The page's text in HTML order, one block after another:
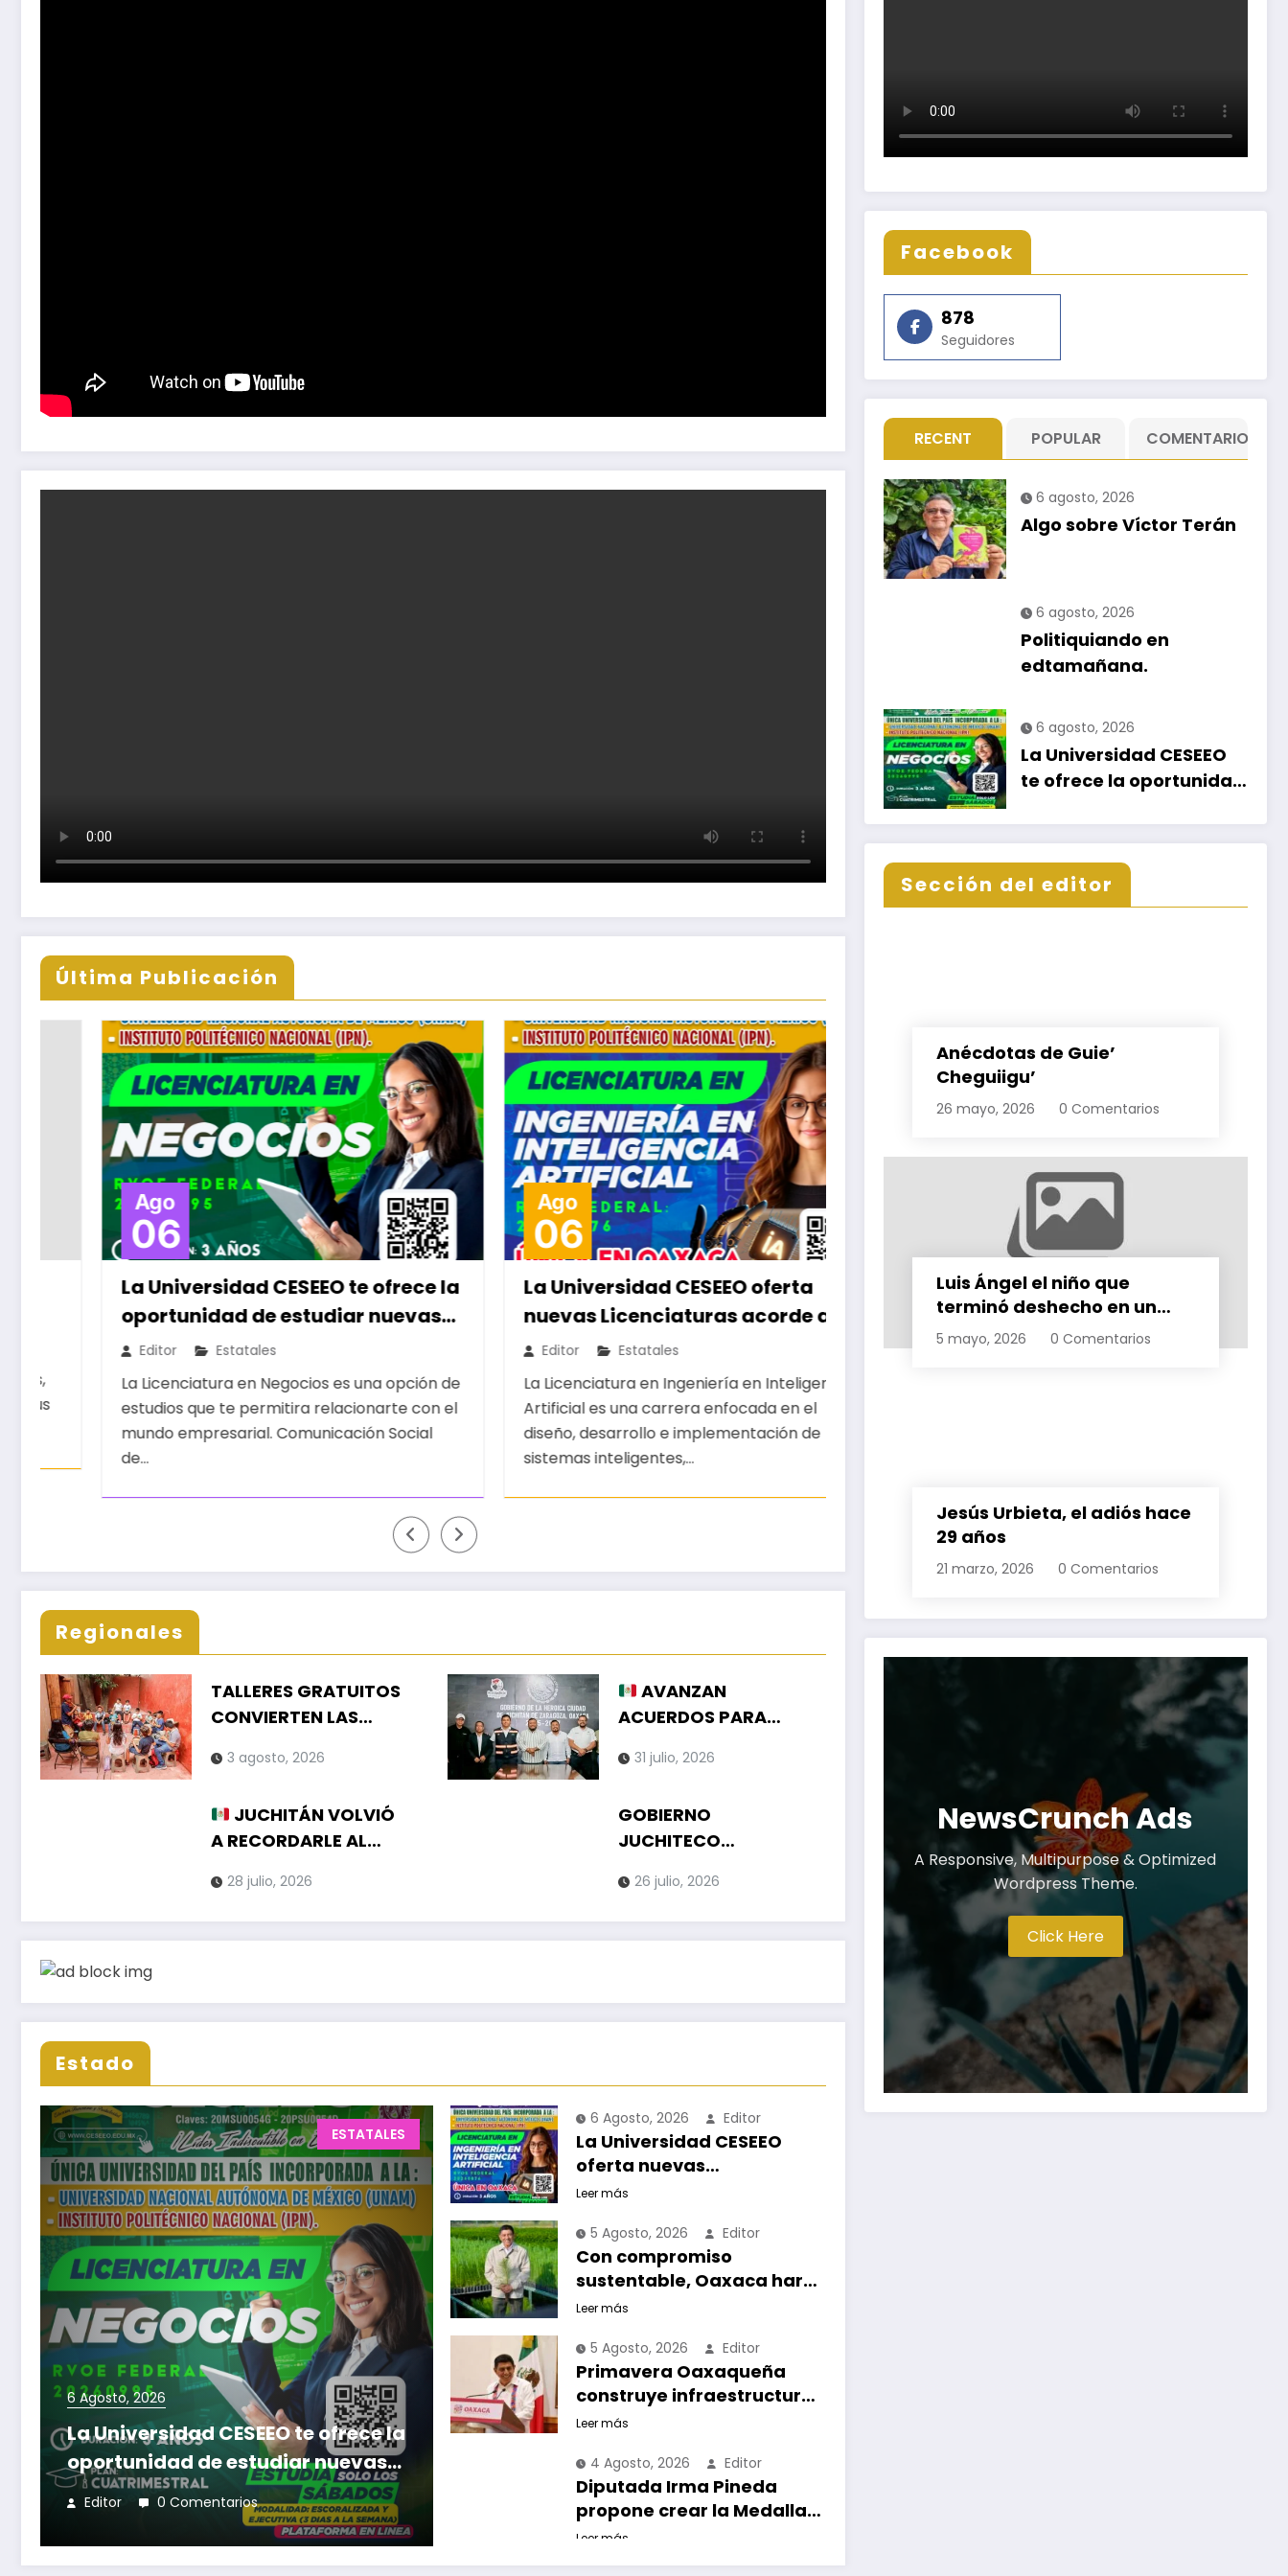
Última Publicación
Ago
06
La Universidad CESEEO te ofrece la
oportunidad de estudiar nuevas
Licenciaturas en los Campus
Oaxaca, Puerto Escondido,
Ixtepec y en la Matriz Juchitán.
Estatales
La Licenciatura en Negocios es una opción de
estudios que te permitira relacionarte con el
mundo empresarial. Comunicación Social
Ago
06
La Universidad CESEEO oferta
nuevas Licenciaturas acorde a las
necesidades educativas de los
egresados de escuelas del nivel
medio superior
Estatales
La Licenciatura en Ingeniería en Inteligencia
Artificial es una carrera enfocada en el
diseño, desarrollo e implementación de
sistemas inteligentes,…
Algo sobre Víctor Terán
- El escritor juchiteco presentará su reciente
Regionales
TALLERES GRATUITOS
CONVIERTEN LAS
NUEVOS
LA NIÑEZ
3 agosto, 2026
AVANZAN
ACUERDOS PARA
MEJORAR LA
AGUA EN LA CIUDAD
31 julio, 2026
JUCHITÁN VOLVIÓ
A RECORDARLE AL
DE SU HISTORIA Y SU
CULTURA EN EL CIERRE
DE LA GUELAGUETZA
28 julio, 2026
GOBIERNO
JUCHITECO
INFORMACIÓN FALSA
SOBRE SUPUESTA
TARIFA DE
26 julio, 2026
Estado
ESTATALES
6 Agosto, 2026
La Universidad CESEEO te ofrece la
oportunidad de estudiar nuevas
Licenciaturas en los Campus
Oaxaca, Puerto Escondido,
Ixtepec y en la Matriz Juchitán.
Editor 0 Comentarios
6 Agosto, 2026 Editor
La Universidad CESEEO
oferta nuevas
Licenciaturas acorde a las
de los egresados de
escuelas del nivel medio
superior
Leer más
5 Agosto, 2026 Editor
Con compromiso
sustentable, Oaxaca hará
equipo en la Jornada
2026
Leer más
5 Agosto, 2026 Editor
Primavera Oaxaqueña
construye infraestructura
que transforma a las
Leer más
4 Agosto, 2026 Editor
Diputada Irma Pineda
propone crear la Medalla
“Rocío González” para
Leer más
Facebook
878
Seguidores
RECENT POPULAR COMENTARIO
6 agosto, 2026
Algo sobre Víctor Terán
6 agosto, 2026
Politiquiando en
edtamañana.
6 agosto, 2026
La Universidad CESEEO
te ofrece la oportunidad
Licenciaturas en los
Campus Oaxaca, Puerto
Escondido, Ixtepec y en
la Matriz Juchitán.
Sección del editor
Anécdotas de Guie’
Cheguiigu’
26 mayo, 2026 0 Comentarios
Luis Ángel el niño que
terminó deshecho en un
mundo de violencia
5 mayo, 2026 0 Comentarios
Jesús Urbieta, el adiós hace
29 años
21 marzo, 2026 0 Comentarios
NewsCrunch Ads
A Responsive, Multipurpose & Optimized
Wordpress Theme.
Click Here